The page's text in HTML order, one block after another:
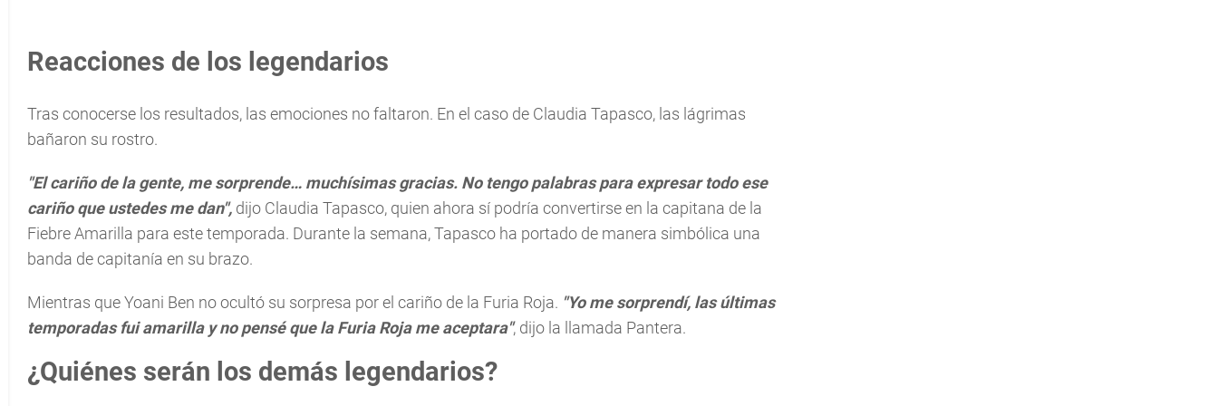
Reacciones de los legendarios
Tras conocerse los resultados, las emociones no faltaron. En el caso de Claudia Tapasco, las lágrimas
bañaron su rostro.
"El cariño de la gente, me sorprende… muchísimas gracias. No tengo palabras para expresar todo ese
cariño que ustedes me dan", dijo Claudia Tapasco, quien ahora sí podría convertirse en la capitana de la
Fiebre Amarilla para este temporada. Durante la semana, Tapasco ha portado de manera simbólica una
banda de capitanía en su brazo.
Mientras que Yoani Ben no ocultó su sorpresa por el cariño de la Furia Roja. "Yo me sorprendí, las últimas
temporadas fui amarilla y no pensé que la Furia Roja me aceptara", dijo la llamada Pantera.
¿Quiénes serán los demás legendarios?